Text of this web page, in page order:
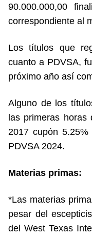
90.000.000,00
correspondiente al
Los títulos que
cuanto a PDVSA,
próximo año así
Alguno de los
las primeras
2017 cupón
PDVSA 2024.
Materias primas:
*Las materias
pesar del
del West Texas